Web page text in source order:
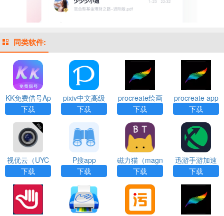
同类软件:
KK免费借号Ap
p
下载
pixiv中文高级
下载
procreate绘画
下载免费版ap
p
下载
procreate app
安装
下载
视优云（UYC
Pro）app
下载
P搜app
下载
磁力猫（magn
et cat）app
下载
迅游手游加速
器（XY Game
Booster）App
下载